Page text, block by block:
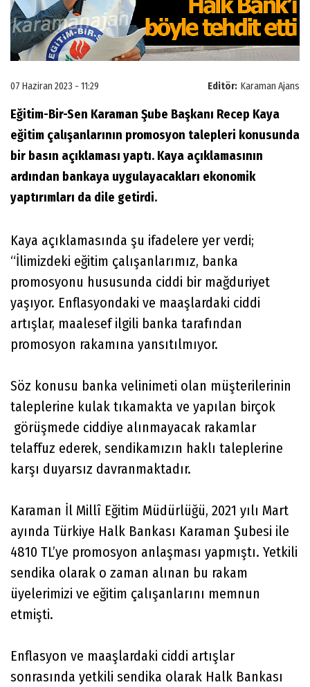
Editör: Karaman Ajans
07 Haziran 2023 - 11:29
Eğitim-Bir-Sen Karaman Şube Başkanı Recep Kaya
eğitim çalışanlarının promosyon talepleri konusunda
bir basın açıklaması yaptı. Kaya açıklamasının
ardından bankaya uygulayacakları ekonomik
yaptırımları da dile getirdi.
Kaya açıklamasında şu ifadelere yer verdi;
“İlimizdeki eğitim çalışanlarımız, banka
promosyonu hususunda ciddi bir mağduriyet
yaşıyor. Enflasyondaki ve maaşlardaki ciddi
artışlar, maalesef ilgili banka tarafından
promosyon rakamına yansıtılmıyor.
Söz konusu banka velinimeti olan müşterilerinin
taleplerine kulak tıkamakta ve yapılan birçok
görüşmede ciddiye alınmayacak rakamlar
telaffuz ederek, sendikamızın haklı taleplerine
karşı duyarsız davranmaktadır.
Karaman İl Millî Eğitim Müdürlüğü, 2021 yılı Mart
ayında Türkiye Halk Bankası Karaman Şubesi ile
4810 TL’ye promosyon anlaşması yapmıştı. Yetkili
sendika olarak o zaman alınan bu rakam
üyelerimizi ve eğitim çalışanlarını memnun
etmişti.
Enflasyon ve maaşlardaki ciddi artışlar
sonrasında yetkili sendika olarak Halk Bankası